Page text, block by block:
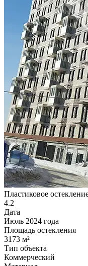
Пластиковое
4.2
Дата
Июль 2024 года
Площадь остекления
3173 м²
Тип объекта
Коммерческий